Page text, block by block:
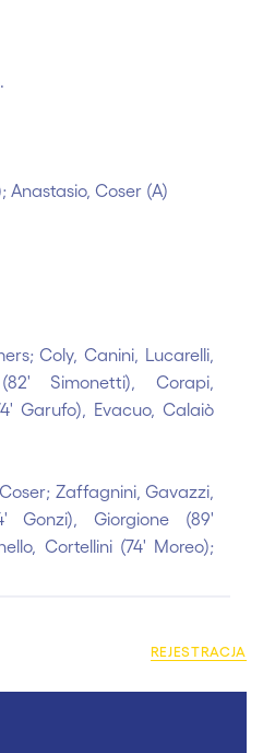
REJESTRACJA
Anastasio, Coser (A)
Coly, Canini, Lucarelli,
Simonetti), Corapi,
Garufo), Evacuo, Calaiò
Coser; Zaffagnini, Gavazzi,
Gonzi), Giorgione (89'
Cortellini (74' Moreo);